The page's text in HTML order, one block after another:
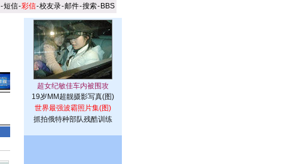
-短信-彩信-校友录-邮件-搜索- BBS
19岁MM超靓摄影写真(图)
世界最强波霸照片集(图)
抓拍俄特种部队残酷训练